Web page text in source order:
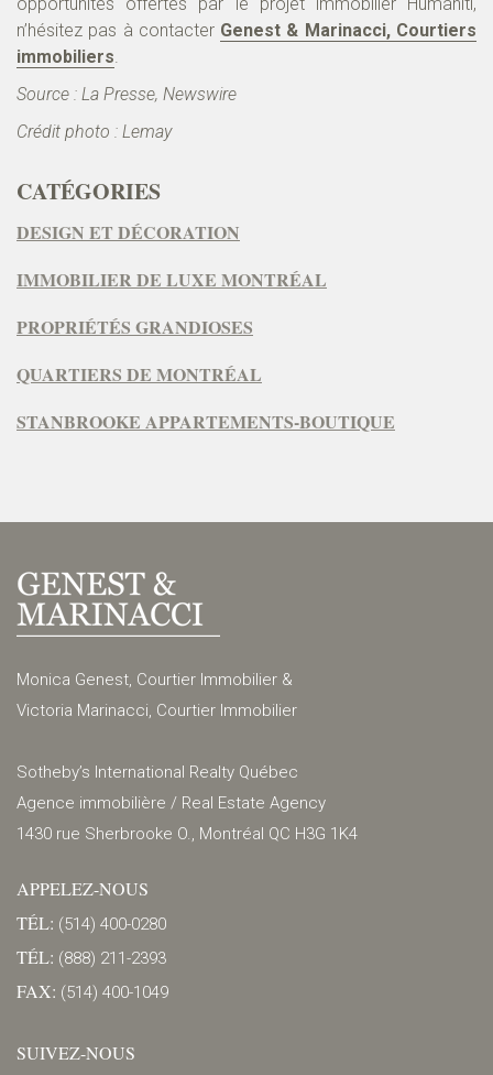
n’hésitez pas à contacter Genest & Marinacci, Courtiers
immobiliers.
Source : La Presse, Newswire
Crédit photo : Lemay
CATÉGORIES
DESIGN ET DÉCORATION
IMMOBILIER DE LUXE MONTRÉAL
PROPRIÉTÉS GRANDIOSES
QUARTIERS DE MONTRÉAL
STANBROOKE APPARTEMENTS-BOUTIQUE
Monica Genest, Courtier Immobilier &
Victoria Marinacci, Courtier Immobilier
Sotheby’s International Realty Québec
Agence immobilière / Real Estate Agency
1430 rue Sherbrooke O., Montréal QC H3G 1K4
APPELEZ-NOUS
TÉL: (514) 400-0280
TÉL: (888) 211-2393
FAX: (514) 400-1049
SUIVEZ-NOUS